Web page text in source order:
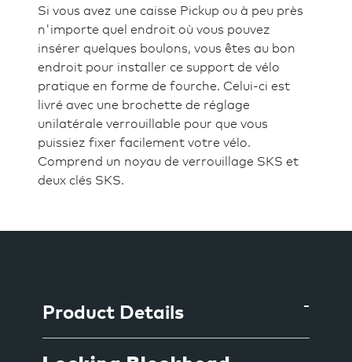
Si vous avez une caisse Pickup ou à peu près
n'importe quel endroit où vous pouvez
insérer quelques boulons, vous êtes au bon
endroit pour installer ce support de vélo
pratique en forme de fourche. Celui-ci est
livré avec une brochette de réglage
unilatérale verrouillable pour que vous
puissiez fixer facilement votre vélo.
Comprend un noyau de verrouillage SKS et
deux clés SKS.
Product Details